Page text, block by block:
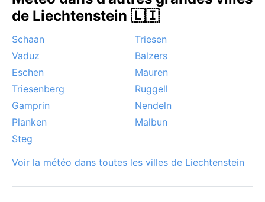
de Liechtenstein 🇱🇮
Schaan
Triesen
Vaduz
Balzers
Eschen
Mauren
Triesenberg
Ruggell
Gamprin
Nendeln
Planken
Malbun
Steg
Voir la météo dans toutes les villes de Liechtenstein